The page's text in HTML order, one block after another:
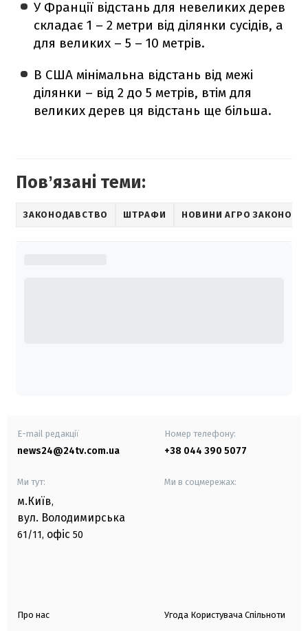
У Франції відстань для невеликих дерев
складає 1 – 2 метри від ділянки сусідів, а
для великих – 5 – 10 метрів.
В США мінімальна відстань від межі
ділянки – від 2 до 5 метрів, втім для
великих дерев ця відстань ще більша.
Повʼязані теми:
ЗАКОНОДАВСТВО ШТРАФИ НОВИНИ АГРО
E-mail редакції
news24@24tv.com.ua
Номер телефону:
+38 044 390 5077
Ми тут:
м.Київ,
вул. Володимирська
61/11, офіс 50
Ми в соцмережах:
Про нас Угода Користувача Спільноти